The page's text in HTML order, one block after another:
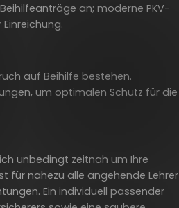
an; moderne PKV-
auf Beihilfe bestehen.
um optimalen Schutz für die
unbedingt zeitnah um Ihre
für nahezu alle angehende Lehrer
Ein individuell passender